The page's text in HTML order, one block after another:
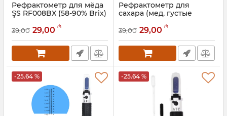
Рефрактометр для мёда
ŞS RF008BX (58-90% Brix)
050001006
39,00 29,00 ₼
Рефрактометр для
сахара (мед, густые
(0–90% Brix)
Артикул: 050001005
39,00 29,00 ₼
-25.64 % -25.64 %